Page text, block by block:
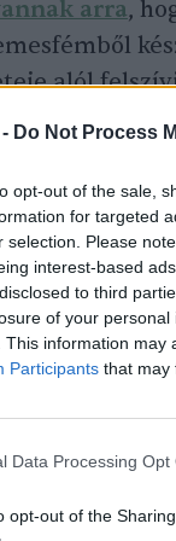
Do Not Process
opt-out of the sale,
for targeted
selection. Please
interest-based
to third
of your personal
This information may
Participants that may
Data Processing Opt
opt-out of the
arra,
alól